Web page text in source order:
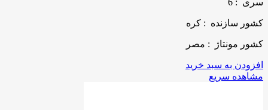
کشور سازنده : کره
کشور مونتاژ : مصر
افزودن به سبد خرید
مشاهده سریع